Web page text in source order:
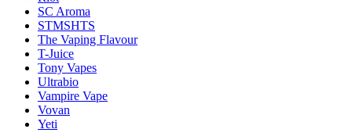
SC Aroma
STMSHTS
The Vaping Flavour
T-Juice
Tony Vapes
Ultrabio
Vampire Vape
Vovan
Yeti